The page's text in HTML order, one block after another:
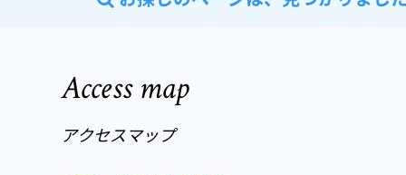
Access map
アクセスマップ